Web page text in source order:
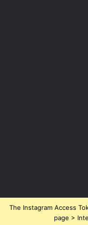
The Instagram Access
page >